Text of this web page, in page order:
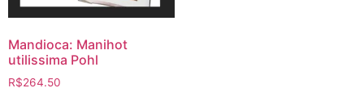
Mandioca: Manihot
utilissima Pohl
R$264.50